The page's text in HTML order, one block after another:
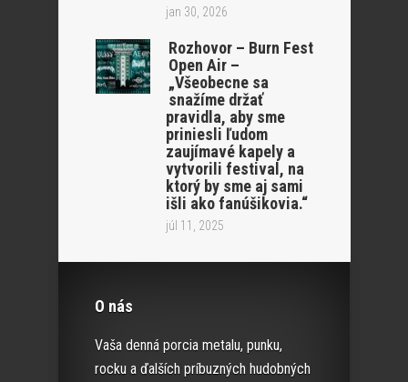
jan 30, 2026
Rozhovor – Burn Fest
Open Air –
„Všeobecne sa
snažíme držať
pravidla, aby sme
priniesli ľudom
zaujímavé kapely a
vytvorili festival, na
ktorý by sme aj sami
išli ako fanúšikovia.“
júl 11, 2025
O nás
Vaša denná porcia metalu, punku,
rocku a ďalších príbuzných hudobných